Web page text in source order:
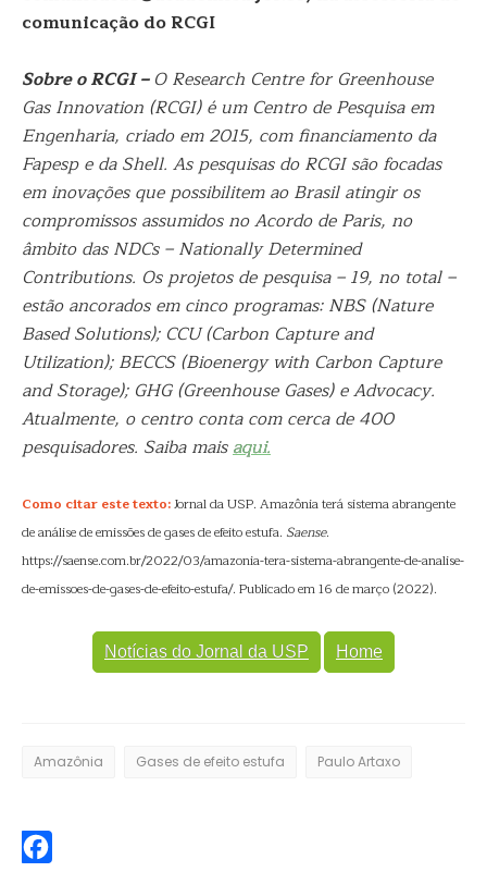
comunicação do RCGI
Sobre o RCGI –O Research Centre for Greenhouse
Gas Innovation (RCGI) é um Centro de Pesquisa em
Engenharia, criado em 2015, com financiamento da
Fapesp e da Shell. As pesquisas do RCGI são focadas
em inovações que possibilitem ao Brasil atingir os
compromissos assumidos no Acordo de Paris, no
âmbito das NDCs – Nationally Determined
Contributions. Os projetos de pesquisa – 19, no total –
estão ancorados em cinco programas: NBS (Nature
Based Solutions); CCU (Carbon Capture and
Utilization); BECCS (Bioenergy with Carbon Capture
and Storage); GHG (Greenhouse Gases) e Advocacy.
Atualmente, o centro conta com cerca de 400
pesquisadores. Saiba maisaqui.
Como citar este texto:Jornal da USP. Amazônia terá sistema abrangente
de análise de emissões de gases de efeito estufa. Saense.
https://saense.com.br/2022/03/amazonia-tera-sistema-abrangente-de-analise-
de-emissoes-de-gases-de-efeito-estufa/. Publicado em 16 de março (2022).
Notícias do Jornal da USP Home
Amazônia Gases de efeito estufa Paulo Artaxo